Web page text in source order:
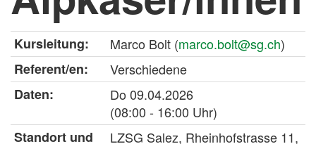
Kursleitung: Marco Bolt (marco.bolt@sg.ch)
Referent/en:
Verschiedene
Daten:
Do 09.04.2026
(08:00 - 16:00 Uhr)
Standort und
LZSG Salez, Rheinhofstrasse 11,